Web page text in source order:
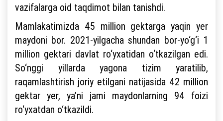
vazifalarga oid taqdimot bilan tanishdi.
Mamlakatimizda 45 million gektarga yaqin yer
maydoni bor. 2021-yilgacha shundan bor-yo‘g‘i 1
million gektari davlat ro‘yxatidan o‘tkazilgan edi.
So‘nggi yillarda yagona tizim yaratilib,
raqamlashtirish joriy etilgani natijasida 42 million
gektar yer, ya’ni jami maydonlarning 94 foizi
ro‘yxatdan o‘tkazildi.